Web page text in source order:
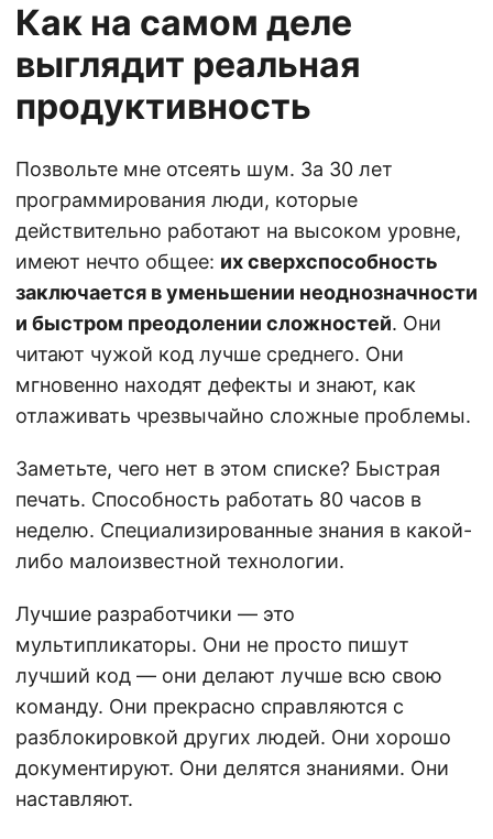
Как на самом деле
выглядит реальная
продуктивность
Позвольте мне отсеять шум. За 30 лет
программирования люди, которые
действительно работают на высоком уровне,
имеют нечто общее: их сверхспособность
заключается в уменьшении неоднозначности
и быстром преодолении сложностей. Они
читают чужой код лучше среднего. Они
мгновенно находят дефекты и знают, как
отлаживать чрезвычайно сложные проблемы.
Заметьте, чего нет в этом списке? Быстрая
печать. Способность работать 80 часов в
неделю. Специализированные знания в какой-
либо малоизвестной технологии.
Лучшие разработчики — это
мультипликаторы. Они не просто пишут
лучший код — они делают лучше всю свою
команду. Они прекрасно справляются с
разблокировкой других людей. Они хорошо
документируют. Они делятся знаниями. Они
наставляют.